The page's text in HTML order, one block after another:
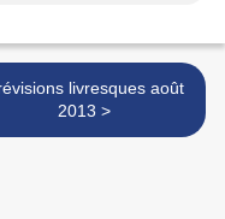
livresques août
2013 >